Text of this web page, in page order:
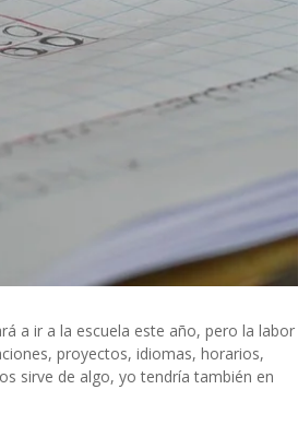
a ir a la escuela este año, pero la labor
proyectos, idiomas, horarios,
sirve de algo, yo tendría también en